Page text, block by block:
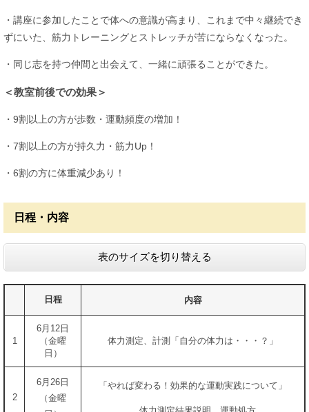
・講座に参加したことで体への意識が高まり、これまで中々継続でき
ずにいた、筋力トレーニングとストレッチが苦にならなくなった。
・同じ志を持つ仲間と出会えて、一緒に頑張ることができた。
＜教室前後での効果＞
・9割以上の方が歩数・運動頻度の増加！
・7割以上の方が持久力・筋力Up！
・6割の方に体重減少あり！
日程・内容
表のサイズを切り替える
日程 内容
1
6月12日
（金曜
日）
体力測定、計測「自分の体力は・・・？」
2
6月26日
（金曜
「やれば変わる！効果的な運動実践について」